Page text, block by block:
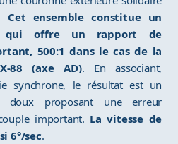
Cet ensemble constitue un
qui offre un rapport de
500:1 dans le cas de la
88 (axe AD). En associant,
synchrone, le résultat est un
doux proposant une erreur
important. La vitesse de
6°/sec.